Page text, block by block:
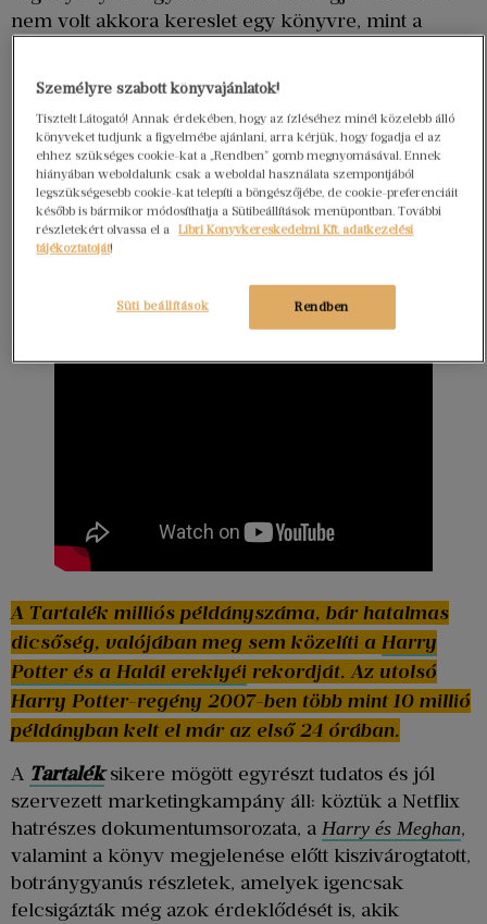
nem volt akkora kereslet egy könyvre, mint a
A Tartalék milliós példányszáma, bár hatalmas
dicsőség, valójában meg sem közelíti a Harry
Potter és a Halál ereklyéi rekordját. Az utolsó
Harry Potter-regény 2007-ben több mint 10 millió
példányban kelt el már az első 24 órában.
A Tartaléksikere mögött egyrészt tudatos és jól
szervezett marketingkampány áll: köztük a Netflix
hatrészes dokumentumsorozata, a Harry és Meghan,
valamint a könyv megjelenése előtt kiszivárogtatott,
botránygyanús részletek, amelyek igencsak
felcsigázták még azok érdeklődését is, akik
Személyre szabott könyvajánlatok!
Tisztelt Látogató! Annak érdekében, hogy az ízléséhez minél közelebb álló
könyveket tudjunk a figyelmébe ajánlani, arra kérjük, hogy fogadja el az
ehhez szükséges cookie-kat a „Rendben” gomb megnyomásával. Ennek
hiányában weboldalunk csak a weboldal használata szempontjából
legszükségesebb cookie-kat telepíti a böngészőjébe, de cookie-preferenciáit
később is bármikor módosíthatja a Sütibeállítások menüpontban. További
részletekért olvassa el a
Libri Könyvkereskedelmi Kft. adatkezelési
tájékoztatóját!
Rendben
Süti beállítások